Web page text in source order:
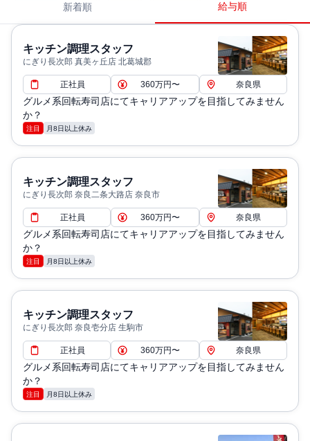
新着順 給与順
キッチン調理スタッフ
にぎり長次郎 真美ヶ丘店 北葛城郡
正社員 360万円〜 奈良県
グルメ系回転寿司店にてキャリアアップを目指してみません
か？
注目 月8日以上休み
キッチン調理スタッフ
にぎり長次郎 奈良二条大路店 奈良市
正社員 360万円〜 奈良県
グルメ系回転寿司店にてキャリアアップを目指してみません
か？
注目 月8日以上休み
キッチン調理スタッフ
にぎり長次郎 奈良壱分店 生駒市
正社員 360万円〜 奈良県
グルメ系回転寿司店にてキャリアアップを目指してみません
か？
注目 月8日以上休み